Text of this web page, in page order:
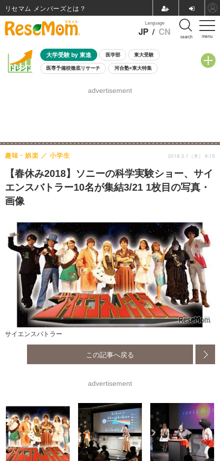
menu
Language
JP / CN search
大学受験 by 東進 医学部 東大受験
医専予備校徹底リサーチ 河合塾×東大特集
8月開催学校説明会・相談会
advertisement
【春休み2018】ソニーの科学実験ショー、サイ
エンスバトラー10名が集結3/21 1枚目の写真・
画像
趣味・娯楽 小学生 2018.3.1（木） 9:15
サイエンスバトラー
この記事へ戻る
advertisement
リセマム メンバーズ